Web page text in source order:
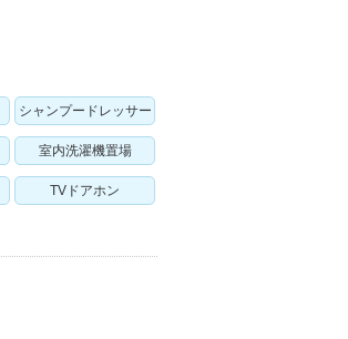
シャンプードレッサー
室内洗濯機置場
TVドアホン